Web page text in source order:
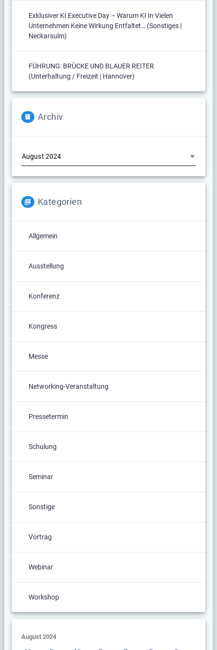
Exklusiver KI Executive Day – Warum KI In Vielen
Unternehmen Keine Wirkung Entfaltet… (Sonstiges |
Neckarsulm)
FÜHRUNG: BRÜCKE UND BLAUER REITER
(Unterhaltung / Freizeit | Hannover)
Archiv
Kategorien
Allgemein
Ausstellung
Konferenz
Kongress
Messe
Networking-Veranstaltung
Pressetermin
Schulung
Seminar
Sonstige
Vortrag
Webinar
Workshop
August 2024